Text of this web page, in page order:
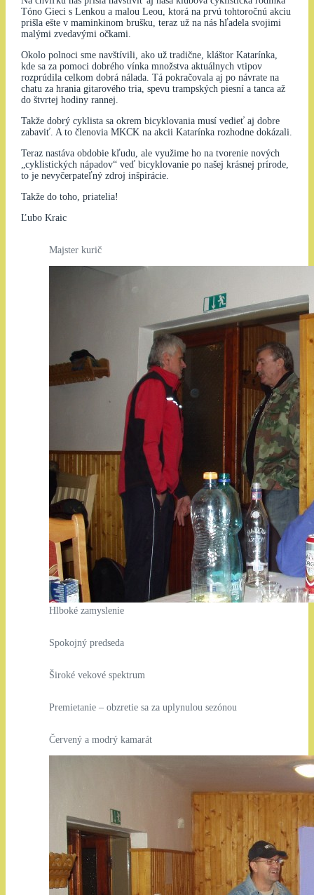
Tóno Gieci s Lenkou a malou Leou, ktorá na prvú tohtoročnú akciu
prišla ešte v maminkinom brušku, teraz už na nás hľadela svojimi
malými zvedavými očkami.
Okolo polnoci sme navštívili, ako už tradične, kláštor Katarínka,
kde sa za pomoci dobrého vínka množstva aktuálnych vtipov
rozprúdila celkom dobrá nálada. Tá pokračovala aj po návrate na
chatu za hrania gitarového tria, spevu trampských piesní a tanca až
do štvrtej hodiny rannej.
Takže dobrý cyklista sa okrem bicyklovania musí vedieť aj dobre
zabaviť. A to členovia MKCK na akcii Katarínka rozhodne dokázali.
Teraz nastáva obdobie kľudu, ale využime ho na tvorenie nových
„cyklistických nápadov“ veď bicyklovanie po našej krásnej prírode,
to je nevyčerpateľný zdroj inšpirácie.
Takže do toho, priatelia!
Ľubo Kraic
Majster kurič
Hlboké zamyslenie
Spokojný predseda
Široké vekové spektrum
Premietanie – obzretie sa za uplynulou sezónou
Červený a modrý kamarát